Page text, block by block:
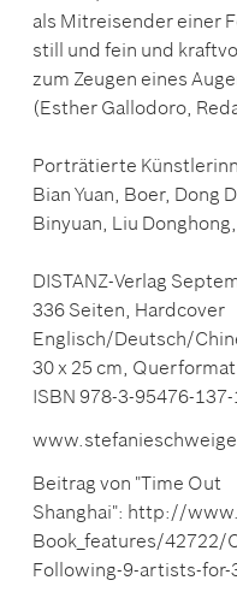
als Mitreisender einer
still und fein und
zum Zeugen eines
(Esther Gallodoro,
Porträtierte
Bian Yuan, Boer, Dong
Binyuan, Liu
DISTANZ-Verlag
336 Seiten, Hardcover
Englisch/Deutsch/
30 x 25 cm, Querformat
ISBN 978-3-95476-137-
Beitrag von "Time Out
Shanghai": http://
Book_features/42722/
Following-9-artists-for-